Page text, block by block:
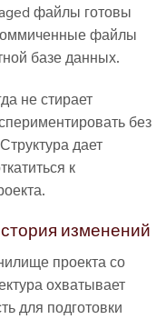
файлы готовы
файлы
базе данных.
не стирает
без
дает
к
изменений
проекта со
охватывает
для подготовки